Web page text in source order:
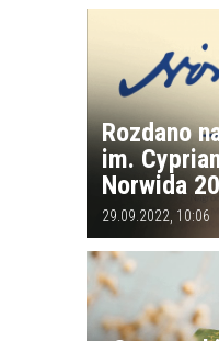
Rozdano
im.
Norwida
29.09.2022, 10:06